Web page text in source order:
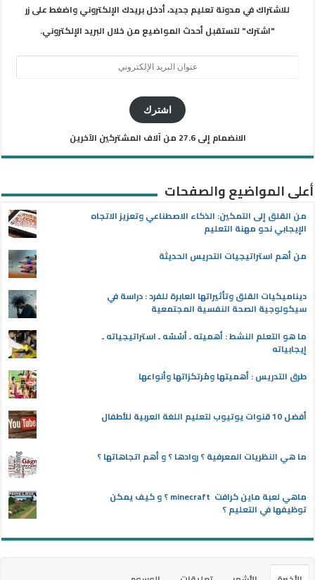
للاشتراك في مدونة تعليم جديد، أدخل بريدك الإلكتروني واضغط على زر
"اشترك" لتستقبل أحدث المواضيع من خلال البريد الإلكتروني.
اشترك
الانضمام إلى 27.6 من آلاف المشتركين الآخرين
أعلى المواضيع والصفحات
من القلق إلى التمكين: الذكاء الاصطناعي وتعزيز الاتجاه
الإيجابي نحو مهنة التعليم
من أهم استراتيجيات التدريس الحديثة
ديناميكيات القلق وتأثيراتها العابرة للفرد : دراسة في
سيكولوجية الصحة النفسية المجتمعية
ما هو التعلم النشط : أهميته ـ أسُسُه ـ استراتيجياته ـ
إيجابياته
طرق التدريس : أهميتها ومُرتكزاتها وأنواعها
أفضل 10 قنوات يوتيوب لتعليم اللغة العربية للأطفال
ما هي النظريات المعرفية ؟ روادها ؟ و أهم اتجاهاتها ؟
ماهي لعبة ماين كرافت minecraft ؟ و كيف يمكن
توظيفها في التعليم ؟